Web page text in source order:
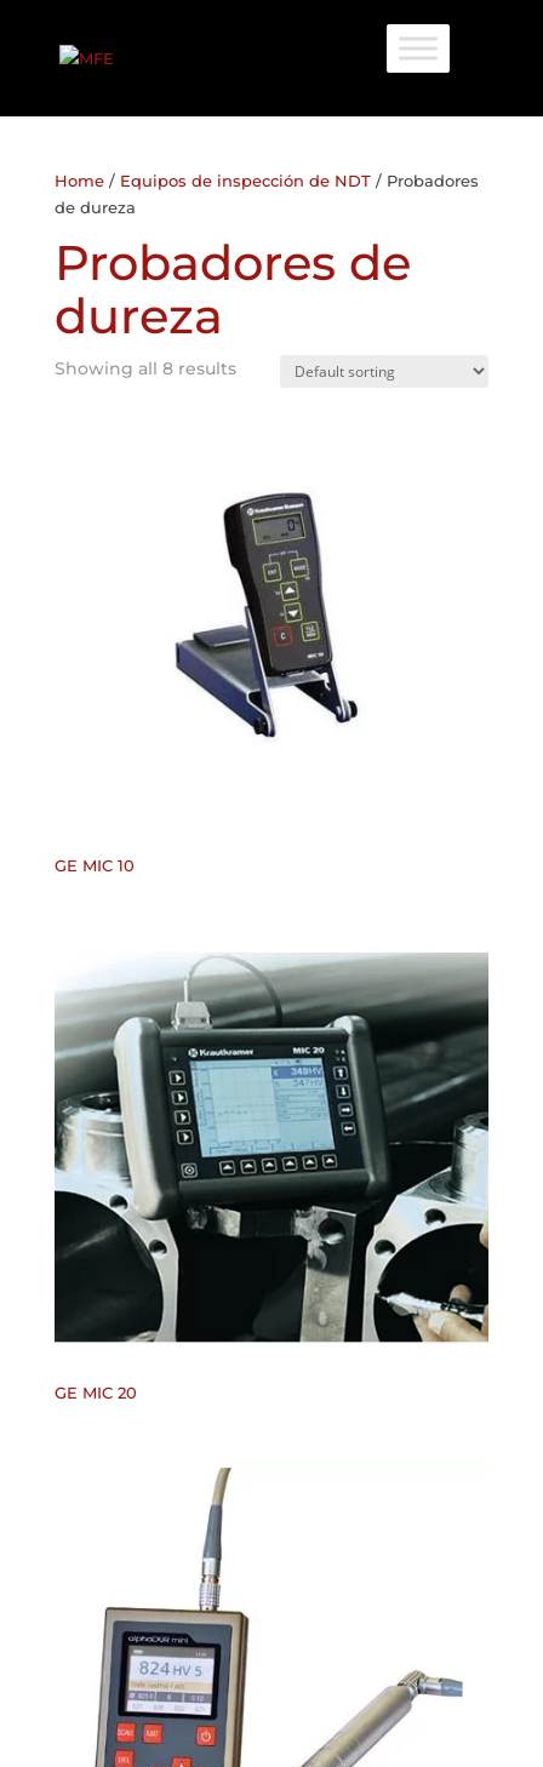
Home/ Equipos de inspección de NDT/ Probadores
de dureza
Probadores de
dureza
Showing all 8 results
GE MIC 10
GE MIC 20